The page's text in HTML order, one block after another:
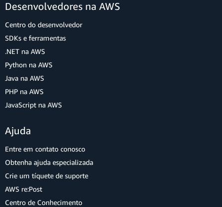
Desenvolvedores na AWS
Centro do desenvolvedor
SDKs e ferramentas
.NET na AWS
Python na AWS
Java na AWS
PHP na AWS
JavaScript na AWS
Ajuda
Entre em contato conosco
Obtenha ajuda especializada
Crie um tíquete de suporte
AWS re:Post
Centro de Conhecimento